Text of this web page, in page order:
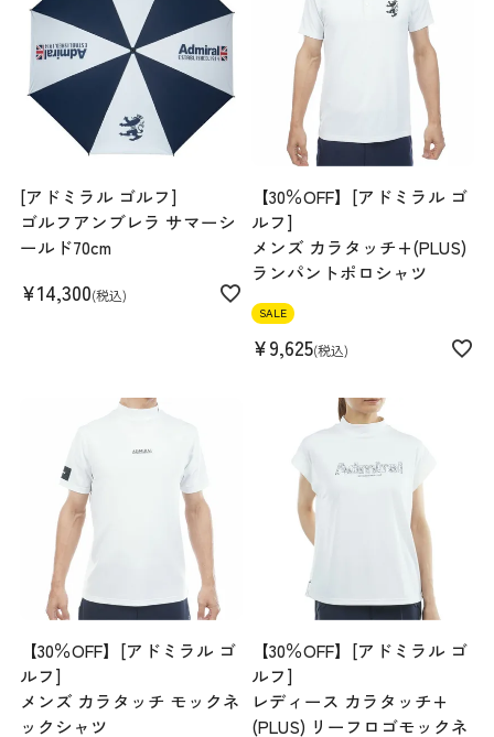
[アドミラル ゴルフ]
ゴルフアンブレラ サマーシ
ールド70cm
¥14,300 税込
【30％OFF】[アドミラル ゴ
ルフ]
メンズ カラタッチ+(PLUS)
ランパントポロシャツ
SALE
¥9,625 税込
【30％OFF】[アドミラル ゴ
ルフ]
メンズ カラタッチ モックネ
ックシャツ
【30％OFF】[アドミラル ゴ
ルフ]
レディース カラタッチ+
(PLUS) リーフロゴモックネ